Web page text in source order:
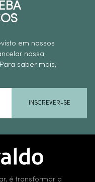
em nossos
nossa
saber mais,
INSCREVER-SE
é transformar a